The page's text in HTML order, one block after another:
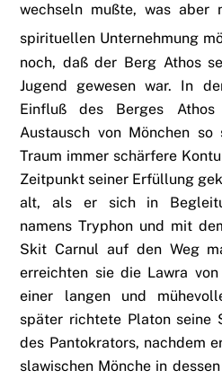
wechseln mußte, was aber
spirituellen Unternehmung
noch, daß der Berg Athos
Jugend gewesen war. In
Einfluß des Berges
Austausch von Mönchen
Traum immer schärfere
Zeitpunkt seiner Erfüllung
alt, als er sich in
namens Tryphon und mit
Skit Carnul auf den Weg
erreichten sie die Lawra
einer langen und
später richtete Platon seine
des Pantokrators, nachdem
slawischen Mönche in